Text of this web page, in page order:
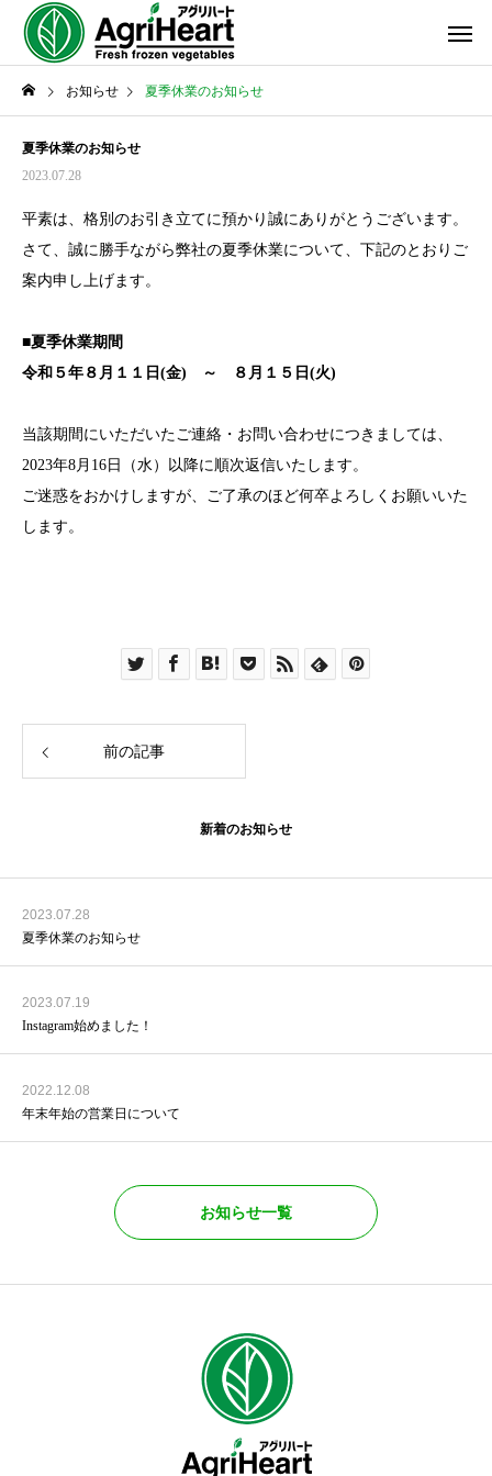
お知らせ 夏季休業のお知らせ
夏季休業のお知らせ
2023.07.28
平素は、格別のお引き立てに預かり誠にありがとうございます。
さて、誠に勝手ながら弊社の夏季休業について、下記のとおりご
案内申し上げます。
■夏季休業期間
令和５年８月１１日(金) ～ ８月１５日(火)
当該期間にいただいたご連絡・お問い合わせにつきましては、
2023年8月16日（水）以降に順次返信いたします。
ご迷惑をおかけしますが、ご了承のほど何卒よろしくお願いいた
します。
前の記事
新着のお知らせ
2023.07.28
夏季休業のお知らせ
2023.07.19
Instagram始めました！
2022.12.08
年末年始の営業日について
お知らせ一覧